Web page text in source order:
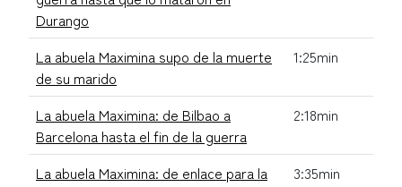
Durango
La abuela Maximina supo de la muerte
de su marido
1:25min
La abuela Maximina: de Bilbao a
Barcelona hasta el fin de la guerra
2:18min
La abuela Maximina: de enlace para la
3:35min